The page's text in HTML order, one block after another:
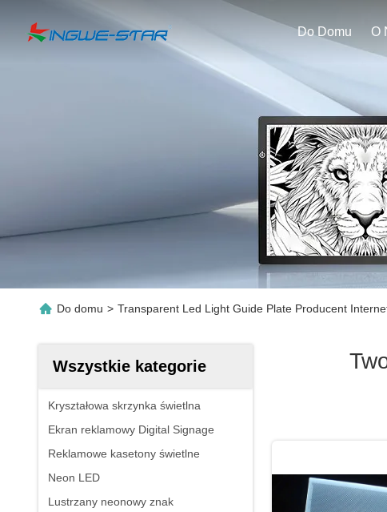
Do Domu O
Do domu > Transparent Led Light Guide Plate Producent
Wszystkie kategorie
Kryształowa skrzynka świetlna
Ekran reklamowy Digital Signage
Reklamowe kasetony świetlne
Neon LED
Lustrzany neonowy znak